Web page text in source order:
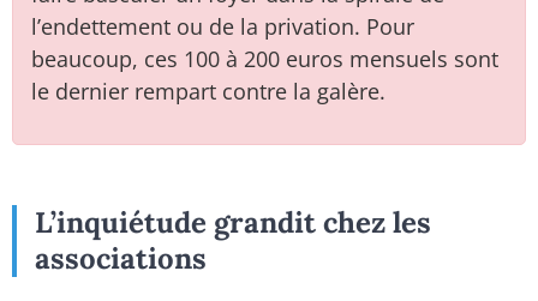
l’endettement ou de la privation. Pour
beaucoup, ces 100 à 200 euros mensuels sont
le dernier rempart contre la galère.
L’inquiétude grandit chez les
associations